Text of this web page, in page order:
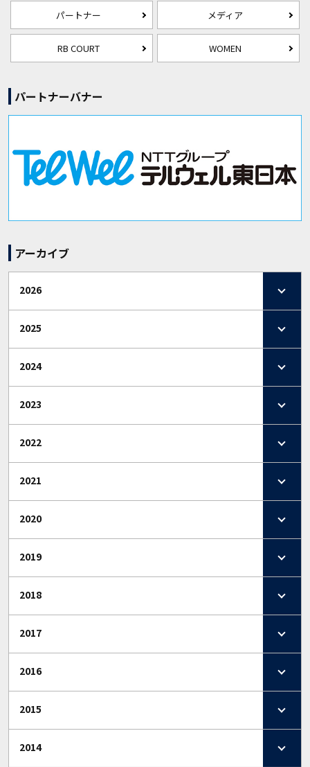
パートナー メディア
RB COURT WOMEN
パートナーバナー
アーカイブ
2026
2025
2024
2023
2022
2021
2020
2019
2018
2017
2016
2015
2014